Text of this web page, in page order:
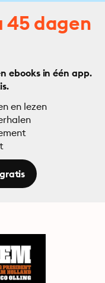
45 dagen
ebooks in één app.
en lezen